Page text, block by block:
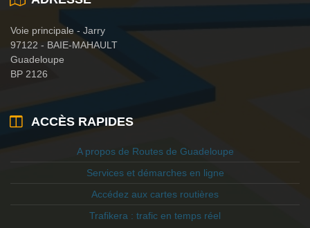
Voie principale - Jarry
97122 - BAIE-MAHAULT
Guadeloupe
BP 2126
ACCÈS RAPIDES
A propos de Routes de Guadeloupe
Services et démarches en ligne
Accédez aux cartes routières
Trafikera : trafic en temps réel